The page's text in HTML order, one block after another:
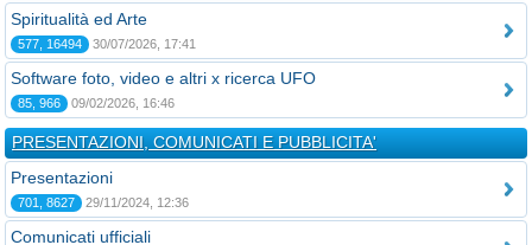
Spiritualità ed Arte
577, 16494 30/07/2026, 17:41
Software foto, video e altri x ricerca UFO
85, 966 09/02/2026, 16:46
PRESENTAZIONI, COMUNICATI E PUBBLICITA'
Presentazioni
701, 8627 29/11/2024, 12:36
Comunicati ufficiali